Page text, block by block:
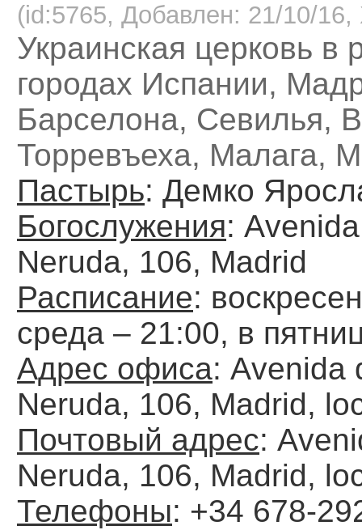
(id:5765, Добавлен: 21/10/16,
Украинская церковь в
городах Испании,
Барселона, Севилья,
Торревъеха, Малага,
Пастырь: Демко
Богослужения:
Neruda, 106, Madrid
Расписание:
среда – 21:00, в
Адрес офиса: Аvenida
Neruda, 106, Madrid,
Почтовый адрес:
Neruda, 106, Madrid,
Телефоны: +34 678-